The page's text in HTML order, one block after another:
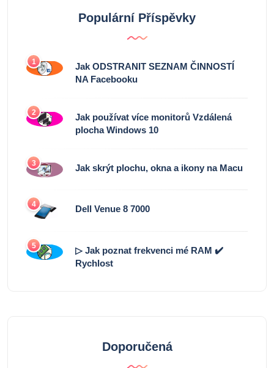
Populární Příspěvky
1
Jak ODSTRANIT SEZNAM ČINNOSTÍ
NA Facebooku
2
Jak používat více monitorů Vzdálená
plocha Windows 10
3 Jak skrýt plochu, okna a ikony na Macu
4 Dell Venue 8 7000
5
▷ Jak poznat frekvenci mé RAM ✔️
Rychlost
Doporučená